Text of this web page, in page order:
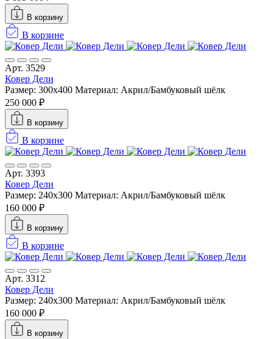
В корзину
В корзине
Арт. 3529
Ковер Дели
Размер: 300х400 Материал: Акрил/Бамбуковый шёлк
250 000 ₽
В корзину
В корзине
Арт. 3393
Ковер Дели
Размер: 240х300 Материал: Акрил/Бамбуковый шёлк
160 000 ₽
В корзину
В корзине
Арт. 3312
Ковер Дели
Размер: 240х300 Материал: Акрил/Бамбуковый шёлк
160 000 ₽
В корзину